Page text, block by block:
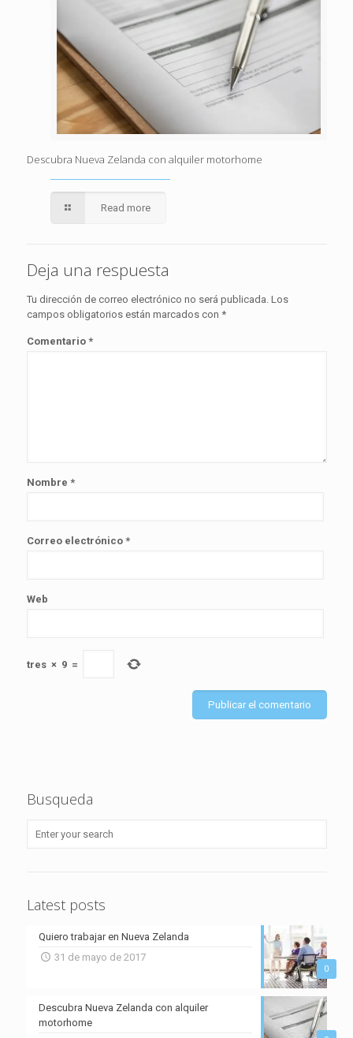
Descubra Nueva Zelanda con alquiler motorhome
Read more
Deja una respuesta
Tu dirección de correo electrónico no será publicada. Los
campos obligatorios están marcados con *
Comentario *
Nombre *
Correo electrónico *
Web
tres × 9 =
Busqueda
Latest posts
0
Quiero trabajar en Nueva Zelanda
31 de mayo de 2017
Descubra Nueva Zelanda con alquiler
motorhome